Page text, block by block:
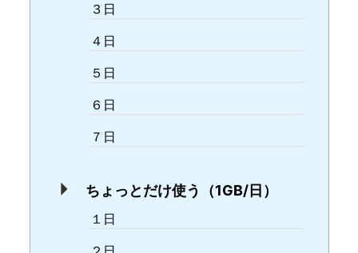
３日
４日
５日
６日
７日
ちょっとだけ使う（1GB/日）
１日